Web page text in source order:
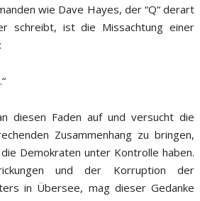
wie Dave Hayes, der “Q“ derart
schreibt, ist die Missachtung einer
diesen Faden auf und versucht die
Zusammenhang zu bringen,
Demokraten unter Kontrolle haben.
und der Korruption der
in Übersee, mag dieser Gedanke